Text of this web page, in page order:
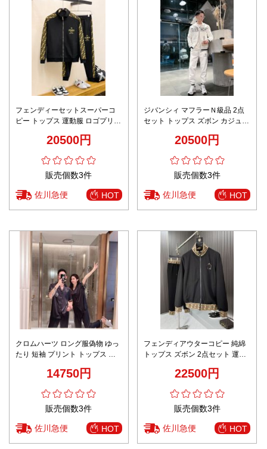
フェンディーセットスーパーコ
ピー トップス 運動服 ロゴプリン
軟 ブラック20500円
販売個数3件
佐川急便 HOT
ジバンシィ マフラーＮ級品 2点
セット トップス ズボン カジュア
ト ホワイト20500円
販売個数3件
佐川急便 HOT
クロムハーツ ロング服偽物 ゆっ
たり 短袖 プリント トップス ル
用 ブラック14750円
販売個数3件
佐川急便 HOT
フェンディアウターコピー 純綿
トップス ズボン 2点セット 運動
22500円
販売個数3件
佐川急便 HOT